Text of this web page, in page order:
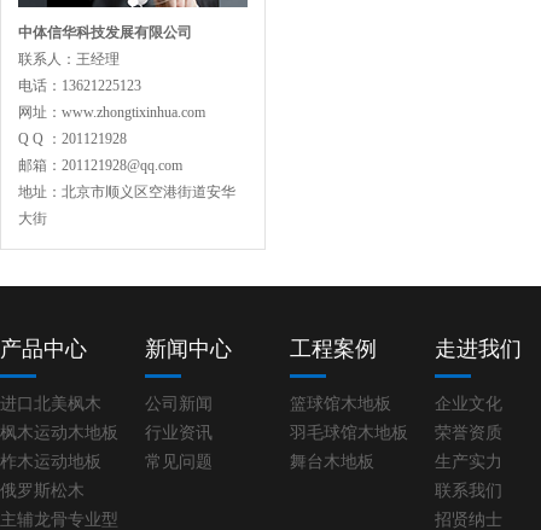
主副龙骨专业训练型
中体信华科技发展有限公司
联系人：王经理
电话：13621225123
网址：www.zhongtixinhua.com
Q Q ：201121928
邮箱：201121928@qq.com
地址：北京市顺义区空港街道安华
大街
产品中心
进口北美枫木
枫木运动木地板
柞木运动地板
俄罗斯松木
主辅龙骨专业型
新闻中心
公司新闻
行业资讯
常见问题
工程案例
篮球馆木地板
羽毛球馆木地板
舞台木地板
走进我们
企业文化
荣誉资质
生产实力
联系我们
招贤纳士